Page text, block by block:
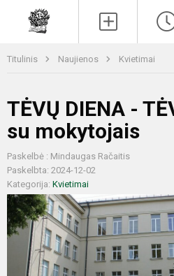
Titulinis Naujienos Kvietimai
TĖVŲ DIENA -
su mokytojais
Paskelbė : Mindaugas Račaitis
Paskelbta: 2024-12-02
Kategorija: Kvietimai